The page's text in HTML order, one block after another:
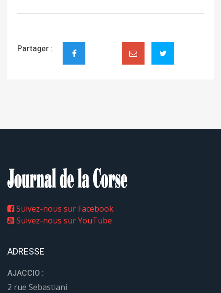
Partager :
Suivez-nous sur Facebook
Suivez-nous sur YouTube
ADRESSE
AJACCIO :
2 rue Sebastiani